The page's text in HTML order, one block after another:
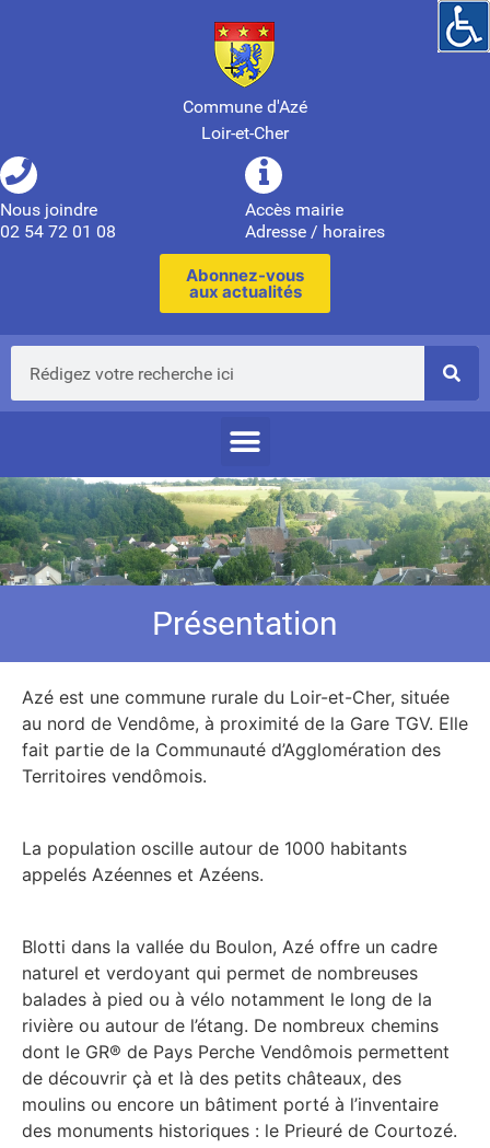
Commune d'Azé
Loir-et-Cher
Nous joindre
02 54 72 01 08
Accès mairie
Adresse / horaires
Abonnez-vous
aux actualités
Présentation
Azé est une commune rurale du Loir-et-Cher, située
au nord de Vendôme, à proximité de la Gare TGV. Elle
fait partie de la Communauté d’Agglomération des
Territoires vendômois.
La population oscille autour de 1000 habitants
appelés Azéennes et Azéens.
Blotti dans la vallée du Boulon, Azé offre un cadre
naturel et verdoyant qui permet de nombreuses
balades à pied ou à vélo notamment le long de la
rivière ou autour de l’étang. De nombreux chemins
dont le GR® de Pays Perche Vendômois permettent
de découvrir çà et là des petits châteaux, des
moulins ou encore un bâtiment porté à l’inventaire
des monuments historiques : le Prieuré de Courtozé.